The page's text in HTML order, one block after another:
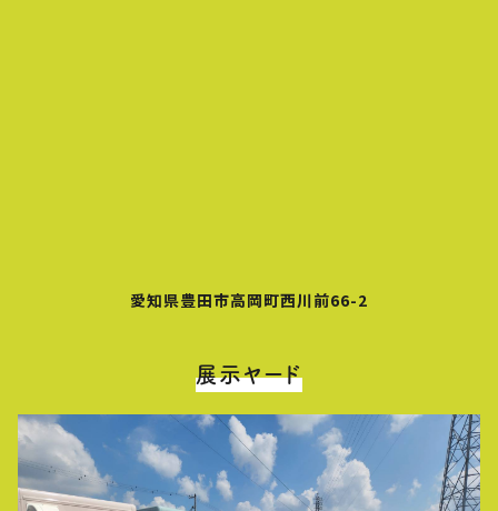
愛知県豊田市高岡町西川前66-2
展示ヤード